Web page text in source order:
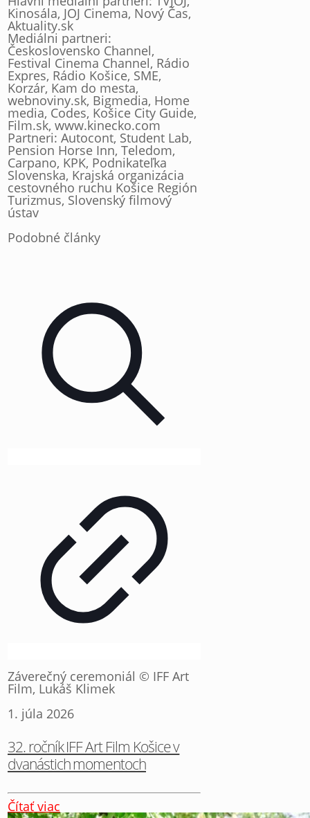
Kinosála, JOJ Cinema, Nový Čas,
Aktuality.sk
Mediálni partneri:
Československo Channel,
Festival Cinema Channel, Rádio
Expres, Rádio Košice, SME,
Korzár, Kam do mesta,
webnoviny.sk, Bigmedia, Home
media, Codes, Košice City Guide,
Film.sk, www.kinecko.com
Partneri: Autocont, Student Lab,
Pension Horse Inn, Teledom,
Carpano, KPK, Podnikateľka
Slovenska, Krajská organizácia
cestovného ruchu Košice Región
Turizmus, Slovenský filmový
ústav
Podobné články
Záverečný ceremoniál © IFF Art
Film, Lukáš Klimek
1. júla 2026
32. ročník IFF Art Film Košice v
dvanástich momentoch
Čítať viac